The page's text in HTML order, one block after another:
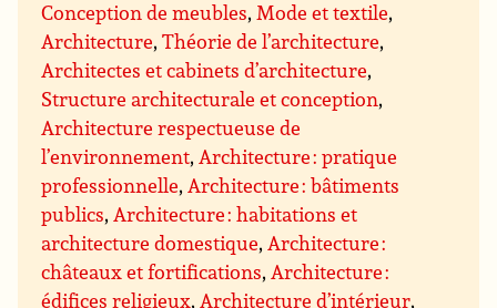
Conception de meubles,Mode et textile,
Architecture,Théorie de l’architecture,
Architectes et cabinets d’architecture,
Structure architecturale et conception,
Architecture respectueuse de
l’environnement,Architecture : pratique
professionnelle,Architecture : bâtiments
publics,Architecture : habitations et
architecture domestique,Architecture :
châteaux et fortifications,Architecture :
édifices religieux,Architecture d’intérieur,